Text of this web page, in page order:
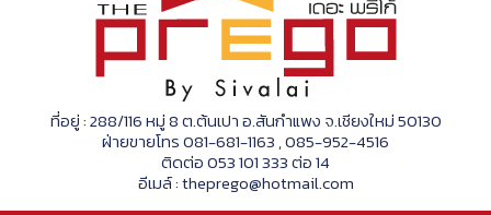
ที่อยู่ : 288/116 หมู่ 8 ต.ต้นเปา อ.สันกำแพง จ.เชียงใหม่ 50130
ฝ่ายขายโทร 081-681-1163 , 085-952-4516
ติดต่อ 053 101 333 ต่อ 14
อีเมล์ : theprego@hotmail.com